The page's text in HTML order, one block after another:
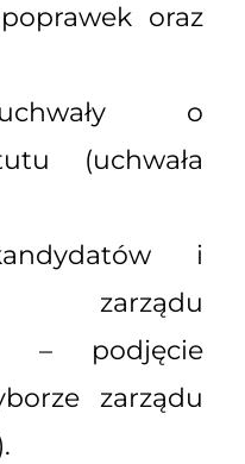
oraz
o
(uchwała
i
– podjęcie
zarządu